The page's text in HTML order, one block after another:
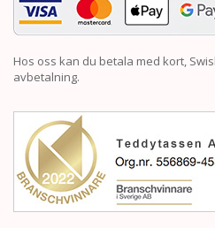
Hos oss kan du betala med kort,
avbetalning.